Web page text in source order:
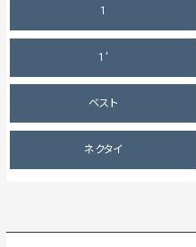
1
1'
ベスト
ネクタイ